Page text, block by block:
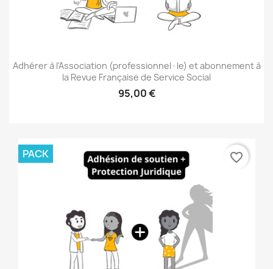
Adhérer à l'Association (professionnel·le) et abonnement à
la Revue Française de Service Social
95,00 €
PACK favorite_border